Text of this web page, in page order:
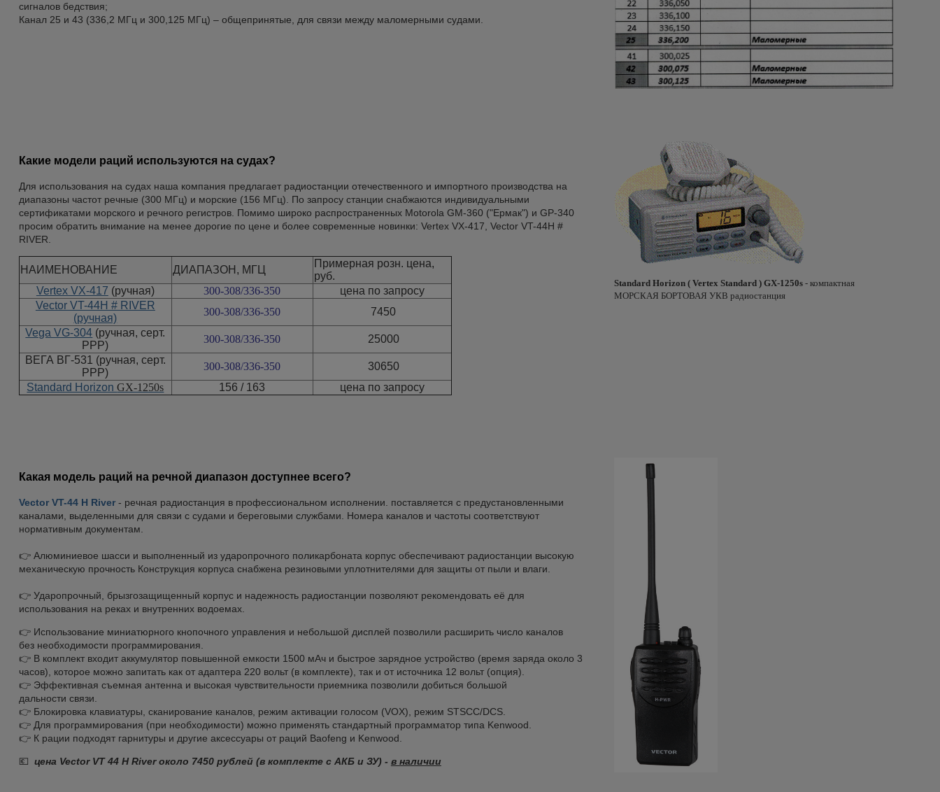
сигналов бедствия;
Канал 25 и 43 (336,2 МГц и 300,125 МГц) – общепринятые, для связи между маломерными судами.
Какие модели раций используются на судах?
Для использования на судах наша компания предлагает радиостанции отечественного и импортного производства на
диапазоны частот речные (300 МГц) и морские (156 МГц). По запросу станции снабжаются индивидуальными
сертификатами морского и речного регистров. Помимо широко распространенных Motorola GM-360 ("Ермак") и GP-340
просим обратить внимание на менее дорогие по цене и более современные новинки: Vertex VX-417, Vector VT-44H #
RIVER.
НАИМЕНОВАНИЕ ДИАПАЗОН, МГЦ
Примерная розн. цена,
руб.
Vertex VX-417 (ручная) 300-308/336-350
цена по запросу
Vector VT-44H # RIVER
(ручная)
300-308/336-350
7450
Vega VG-304 (ручная, серт.
РРР)
300-308/336-350
25000
ВЕГА ВГ-531 (ручная, серт.
РРР)
300-308/336-350
30650
Standard HorizonGX-1250s 156 / 163 цена по запросу
Standard Horizon ( Vertex Standard ) GX-1250s - компактная
МОРСКАЯ БОРТОВАЯ УКВ радиостанция
Какая модель раций на речной диапазон доступнее всего?
Vector VT-44 H River- речная радиостанция в профессиональном исполнении. поставляется с предустановленными
каналами, выделенными для связи с судами и береговыми службами. Номера каналов и частоты соответствуют
нормативным документам.
👉 Алюминиевое шасси и выполненный из ударопрочного поликарбоната корпус обеспечивают радиостанции высокую
механическую прочность Конструкция корпуса снабжена резиновыми уплотнителями для защиты от пыли и влаги.
👉 Ударопрочный, брызгозащищенный корпус и надежность радиостанции позволяют рекомендовать её для
использования на реках и внутренних водоемах.
👉 Использование миниатюрного кнопочного управления и небольшой дисплей позволили расширить число каналов
без необходимости программирования.
👉 В комплект входит аккумулятор повышенной емкости 1500 мАч и быстрое зарядное устройство (время заряда около 3
часов), которое можно запитать как от адаптера 220 вольт (в комплекте), так и от источника 12 вольт (опция).
👉 Эффективная съемная антенна и высокая чувствительности приемника позволили добиться большой
дальности связи.
👉 Блокировка клавиатуры, сканирование каналов, режим активации голосом (VOX), режим STSCC/DCS.
👉 Для программирования (при необходимости) можно применять стандартный программатор типа Kenwood.
👉 К рации подходят гарнитуры и другие аксессуары от раций Baofeng и Kenwood.
💶 цена Vector VT 44 H River около 7450 рублей (в комплекте с АКБ и ЗУ) - в наличии